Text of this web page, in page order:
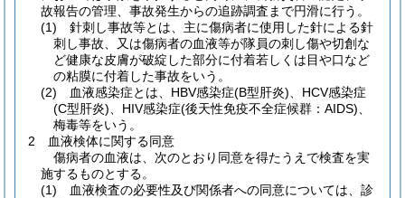
故報告の管理、事故発生からの追跡調査まで円滑に行う。
(1)
針刺し事故等とは、主に傷病者に使用した針による針
刺し事故、又は傷病者の血液等が隊員の刺し傷や切創な
ど健康な皮膚が破綻した部分に付着若しくは目や口など
の粘膜に付着した事故をいう。
(2)
血液感染症とは、HBV感染症(B型肝炎) 、HCV感染症
(C型肝炎) 、HIV感染症(後天性免疫不全症候群：AIDS)
梅毒等をいう。
2
血液検体に関する同意
傷病者の血液は、次のとおり同意を得たうえで検査を実
施するものとする。
(1)
血液検査の必要性及び関係者への同意については、診